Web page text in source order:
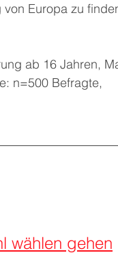
Europa zu
ab 16 Jahren,
n=500 Befragte,
wählen gehen